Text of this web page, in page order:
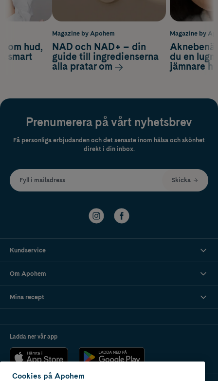
Magazine by
du en
jämnare
om hud,
smart
Magazine by Apohem
NAD och NAD+ – din
guide till ingredienserna
alla pratar om
Prenumerera på vårt nyhetsbrev
Få personliga erbjudanden och det senaste inom hälsa och skönhet
direkt i din inbox.
Fyll i mailadress Skicka
Kundservice
Om Apohem
Mina recept
Ladda ner vår app
Cookies på Apohem